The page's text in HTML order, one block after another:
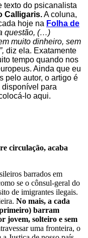
texto do psicanalista
Calligaris.A coluna,
hoje na Folha de
questão, (…)
muito dinheiro, sem
diz ela. Exatamente
tempo quando nos
Ainda que eu
pelo autor, o artigo é
disponível para
lo aqui.
circulação, acaba
barrados em
se o cônsul-geral do
de imigrantes ilegais.
No mais, a cada
barram
jovem, solteiro e sem
uma fronteira, o